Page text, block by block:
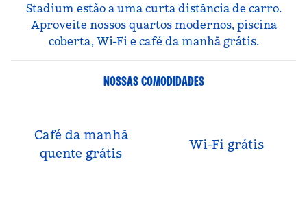
Stadium estão a uma curta distância de carro.
Aproveite nossos quartos modernos, piscina
coberta, Wi-Fi e café da manhã grátis.
NOSSAS COMODIDADES
Café da manhã
quente grátis
Wi-Fi grátis